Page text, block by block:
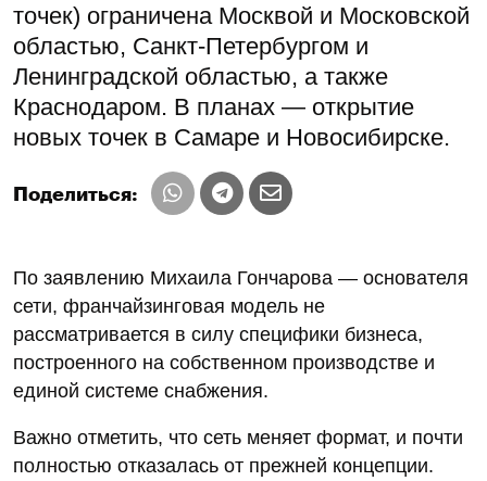
точек) ограничена Москвой и Московской
областью, Санкт-Петербургом и
Ленинградской областью, а также
Краснодаром. В планах — открытие
новых точек в Самаре и Новосибирске.
Поделиться:
По заявлению Михаила Гончарова — основателя
сети, франчайзинговая модель не
рассматривается в силу специфики бизнеса,
построенного на собственном производстве и
единой системе снабжения.
Важно отметить, что сеть меняет формат, и почти
полностью отказалась от прежней концепции.